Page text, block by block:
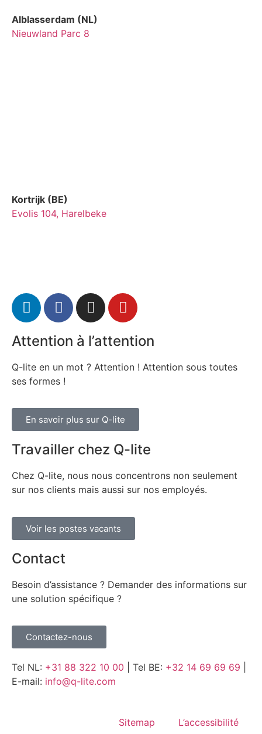
Alblasserdam (NL)
Nieuwland Parc 8
Kortrijk (BE)
Evolis 104, Harelbeke
Attention à l’attention
Q-lite en un mot ? Attention ! Attention sous toutes
ses formes !
En savoir plus sur Q-lite
Travailler chez Q-lite
Chez Q-lite, nous nous concentrons non seulement
sur nos clients mais aussi sur nos employés.
Voir les postes vacants
Contact
Besoin d’assistance ? Demander des informations sur
une solution spécifique ?
Contactez-nous
Tel NL: +31 88 322 10 00 | Tel BE: +32 14 69 69 69
E-mail: info@q-lite.com
Sitemap L’accessibilité